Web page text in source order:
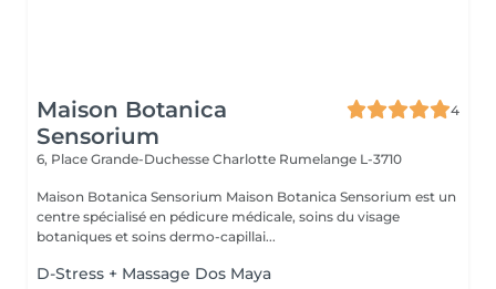
Maison Botanica
Sensorium
4
6, Place Grande-Duchesse Charlotte Rumelange L-3710
Maison Botanica Sensorium Maison Botanica Sensorium est un
centre spécialisé en pédicure médicale, soins du visage
botaniques et soins dermo-capillai...
D-Stress + Massage Dos Maya